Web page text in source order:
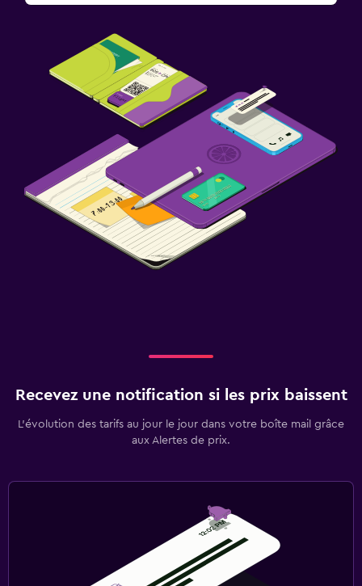
Recevez une notification si les prix baissent
L’évolution des tarifs au jour le jour dans votre boîte mail grâce
aux Alertes de prix.